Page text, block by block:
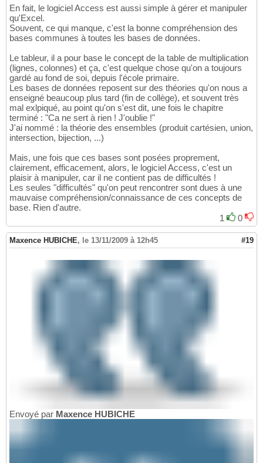
En fait, le logiciel Access est aussi simple à gérer et manipuler
qu'Excel.
Souvent, ce qui manque, c'est la bonne compréhension des
bases communes à toutes les bases de données.
Le tableur, il a pour base le concept de la table de multiplication
(lignes, colonnes) et ça, c'est quelque chose qu'on a toujours
gardé au fond de soi, depuis l'école primaire.
Les bases de données reposent sur des théories qu'on nous a
enseigné beaucoup plus tard (fin de collège), et souvent très
mal exlpiqué, au point qu'on s'est dit, une fois le chapitre
terminé : "Ca ne sert à rien ! J'oublie !"
J'ai nommé : la théorie des ensembles (produit cartésien, union,
intersection, bijection, ...)
Mais, une fois que ces bases sont posées proprement,
clairement, efficacement, alors, le logiciel Access, c'est un
plaisir à manipuler, car il ne contient pas de difficultés !
Les seules "difficultés" qu'on peut rencontrer sont dues à une
mauvaise compréhension/connaissance de ces concepts de
base. Rien d'autre.
1
0
Maxence HUBICHE, le 13/11/2009 à 12h45 #19
Envoyé par Maxence HUBICHE